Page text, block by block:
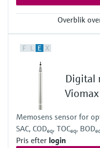
Overblik
0 to 500 mg/l O2 COD
0 to 5000 mg/l O2 COD
0 to 5000 mg/l O2 COD
Process temperature
4 to 40 °C (39 to 104 °F)
Atmospheric
F L E X
Digital
Memosens sensor for
SAC, CODeq, TOCeq, BOD
Pris efter login